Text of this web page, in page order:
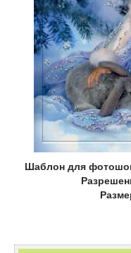
Шаблон для